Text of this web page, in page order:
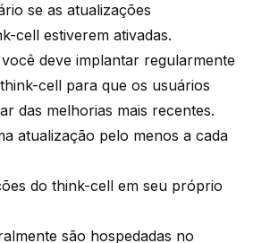
se as atualizações
cell estiverem ativadas.
deve implantar regularmente
think-cell para que os usuários
das melhorias mais recentes.
atualização pelo menos a cada
do think-cell em seu próprio
são hospedadas no